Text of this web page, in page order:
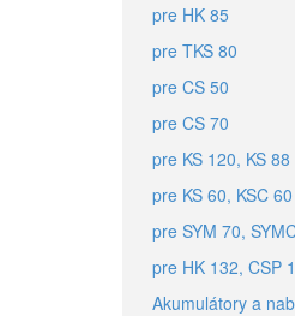
pre HK 85
pre TKS 80
pre CS 50
pre CS 70
pre KS 120, KS 88
pre KS 60, KSC 60
pre SYM 70,
pre HK 132, CSP
Akumulátory a